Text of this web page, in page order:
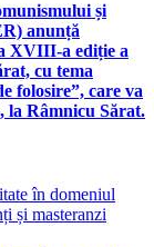
și
anunță
XVIII-a ediție a
cu tema
folosire”, care va
la Râmnicu Sărat.